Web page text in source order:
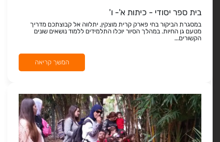
בית ספר יסודי - כיתות א'- ו'
במסגרת הביקור בחי פארק קרית מוצקין, יתלווה אל קבוצתכם מדריך
מטעם גן החיות. במהלך הסיור יוכלו התלמידים ללמוד נושאים שונים
הקשורים...
המשך קריאה